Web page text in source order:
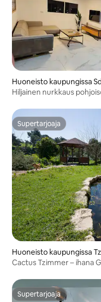
Huoneisto kaupungissa
Hiljainen nurkkaus
Supertarjoaja
Supertarjoaja
Huoneisto kaupungissa
Cactus Tzimmer – ihana
Supertarjoaja
Supertarjoaja